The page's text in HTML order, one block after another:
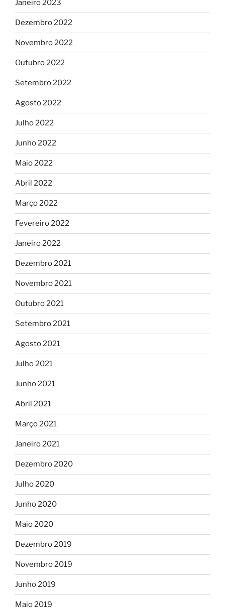
Janeiro 2023
Dezembro 2022
Novembro 2022
Outubro 2022
Setembro 2022
Agosto 2022
Julho 2022
Junho 2022
Maio 2022
Abril 2022
Março 2022
Fevereiro 2022
Janeiro 2022
Dezembro 2021
Novembro 2021
Outubro 2021
Setembro 2021
Agosto 2021
Julho 2021
Junho 2021
Abril 2021
Março 2021
Janeiro 2021
Dezembro 2020
Julho 2020
Junho 2020
Maio 2020
Dezembro 2019
Novembro 2019
Junho 2019
Maio 2019